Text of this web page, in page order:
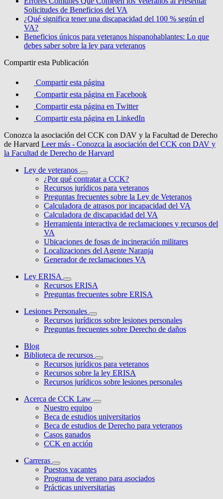
Solicitudes de Beneficios del VA
¿Qué significa tener una discapacidad del 100 % según el
VA?
Beneficios únicos para veteranos hispanohablantes: Lo que
debes saber sobre la ley para veteranos
Compartir esta Publicación
Compartir esta página
Compartir esta página en Facebook
Compartir esta página en Twitter
Compartir esta página en LinkedIn
Conozca la asociación del CCK con DAV y la Facultad de Derecho
de Harvard Leer más - Conozca la asociación del CCK con DAV y
la Facultad de Derecho de Harvard
Ley de veteranos
¿Por qué contratar a CCK?
Recursos jurídicos para veteranos
Preguntas frecuentes sobre la Ley de Veteranos
Calculadora de atrasos por incapacidad del VA
Calculadora de discapacidad del VA
Herramienta interactiva de reclamaciones y recursos del
VA
Ubicaciones de fosas de incineración militares
Localizaciones del Agente Naranja
Generador de reclamaciones VA
Ley ERISA
Recursos ERISA
Preguntas frecuentes sobre ERISA
Lesiones Personales
Recursos jurídicos sobre lesiones personales
Preguntas frecuentes sobre Derecho de daños
Blog
Biblioteca de recursos
Recursos jurídicos para veteranos
Recursos sobre la ley ERISA
Recursos jurídicos sobre lesiones personales
Acerca de CCK Law
Nuestro equipo
Beca de estudios universitarios
Beca de estudios de Derecho para veteranos
Casos ganados
CCK en acción
Carreras
Puestos vacantes
Programa de verano para asociados
Prácticas universitarias